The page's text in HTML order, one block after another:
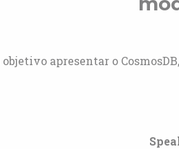
objetivo apresentar o